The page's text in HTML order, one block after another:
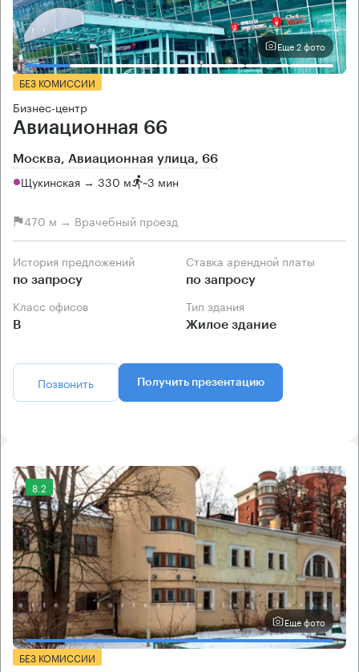
Еще 2 фото
БЕЗ КОМИССИИ
Бизнес-центр
Авиационная 66
Москва, Авиационная улица, 66
Щукинская → 330 м ~3 мин
470 м → Врачебный проезд
История предложений
по запросу
Ставка арендной платы
по запросу
Класс офисов
B
Тип здания
Жилое здание
Позвонить Получить презентацию
8.2
Еще фото
БЕЗ КОМИССИИ